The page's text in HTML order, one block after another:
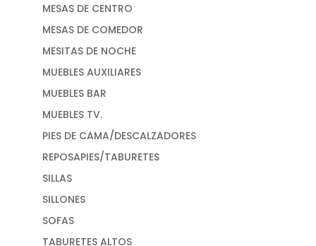
MESAS DE CENTRO
MESAS DE COMEDOR
MESITAS DE NOCHE
MUEBLES AUXILIARES
MUEBLES BAR
MUEBLES TV.
PIES DE CAMA/DESCALZADORES
REPOSAPIES/TABURETES
SILLAS
SILLONES
SOFAS
TABURETES ALTOS